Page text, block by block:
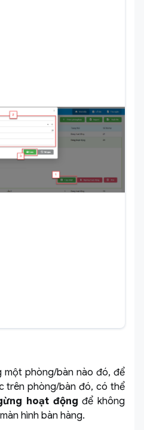
một phòng/bàn nào đó, để
trên phòng/bàn đó, có thể
hoạt động để không
hình bàn hàng.